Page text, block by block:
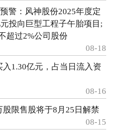
警：风神股份2025年度定
投向巨型工程子午胎项目;
超过2%公司股份
08-18
1.30亿元，占当日流入资
08-16
限售股将于8月25日解禁
08-15